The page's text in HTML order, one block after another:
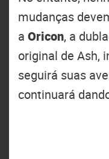
mudanças
a Oricon, a
original de Ash,
seguirá suas
continuará